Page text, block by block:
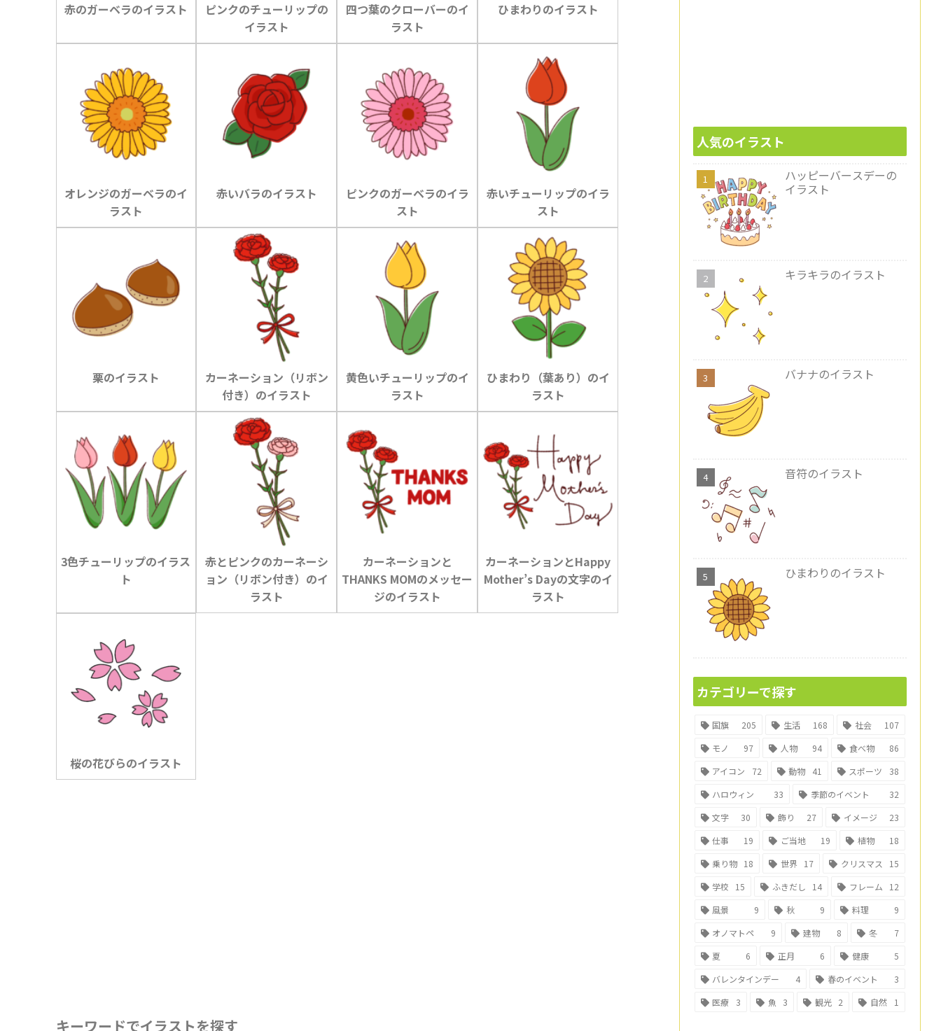
赤のガーベラのイラスト
ピンクのチューリップの
イラスト
四つ葉のクローバーのイ
ラスト
ひまわりのイラスト
オレンジのガーベラのイ
ラスト
赤いバラのイラスト
ピンクのガーベラのイラ
スト
赤いチューリップのイラ
スト
栗のイラスト
カーネーション（リボン
付き）のイラスト
黄色いチューリップのイ
ラスト
ひまわり（葉あり）のイ
ラスト
3色チューリップのイラス
ト
赤とピンクのカーネーシ
ョン（リボン付き）のイ
ラスト
カーネーションと
THANKS MOMのメッセー
ジのイラスト
カーネーションとHappy
Mother’s Dayの文字のイ
ラスト
桜の花びらのイラスト
キーワードでイラストを探す
人気のイラスト
ハッピーバースデーの
イラスト
キラキラのイラスト
バナナのイラスト
音符のイラスト
ひまわりのイラスト
カテゴリーで探す
国旗 205 生活 168 社会
107
モノ
97 人物 94 食べ物
86
アイコン
72 動物 41 スポーツ
38
ハロウィン
33 季節のイベント
32
文字
30 飾り 27 イメージ
23
仕事
19 ご当地 19 植物
18
乗り物 18 世界 17 クリスマス
15
学校
15 ふきだし 14 フレーム
12
風景
9 秋 9 料理
9
オノマトペ
9 建物 8 冬
7
夏
6 正月 6 健康
5
バレンタインデー
4 春のイベント
3
医療
3 魚 3 観光 2 自然 1